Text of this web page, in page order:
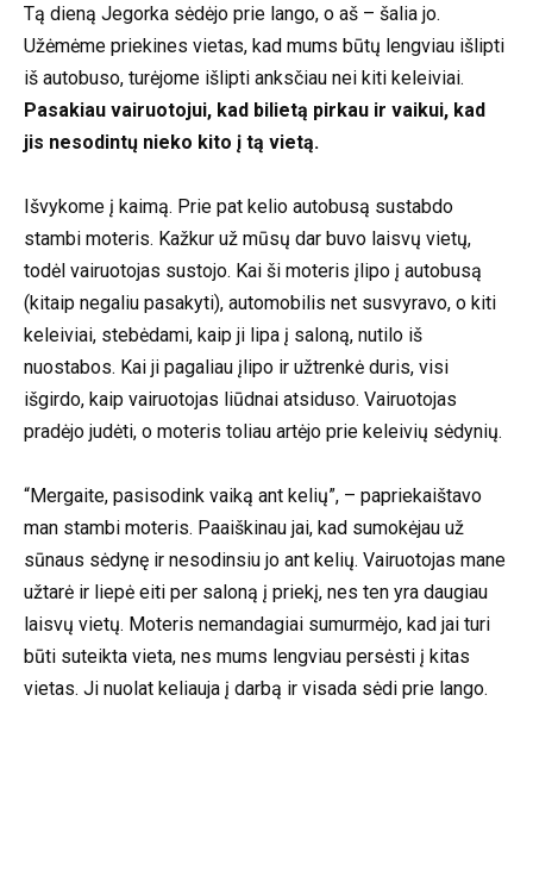
Tą dieną Jegorka sėdėjo prie lango, o aš – šalia jo.
Užėmėme priekines vietas, kad mums būtų lengviau išlipti
iš autobuso, turėjome išlipti anksčiau nei kiti keleiviai.
Pasakiau vairuotojui, kad bilietą pirkau ir vaikui, kad
jis nesodintų nieko kito į tą vietą.
Išvykome į kaimą. Prie pat kelio autobusą sustabdo
stambi moteris. Kažkur už mūsų dar buvo laisvų vietų,
todėl vairuotojas sustojo. Kai ši moteris įlipo į autobusą
(kitaip negaliu pasakyti), automobilis net susvyravo, o kiti
keleiviai, stebėdami, kaip ji lipa į saloną, nutilo iš
nuostabos. Kai ji pagaliau įlipo ir užtrenkė duris, visi
išgirdo, kaip vairuotojas liūdnai atsiduso. Vairuotojas
pradėjo judėti, o moteris toliau artėjo prie keleivių sėdynių.
“Mergaite, pasisodink vaiką ant kelių”, – papriekaištavo
man stambi moteris. Paaiškinau jai, kad sumokėjau už
sūnaus sėdynę ir nesodinsiu jo ant kelių. Vairuotojas mane
užtarė ir liepė eiti per saloną į priekį, nes ten yra daugiau
laisvų vietų. Moteris nemandagiai sumurmėjo, kad jai turi
būti suteikta vieta, nes mums lengviau persėsti į kitas
vietas. Ji nuolat keliauja į darbą ir visada sėdi prie lango.